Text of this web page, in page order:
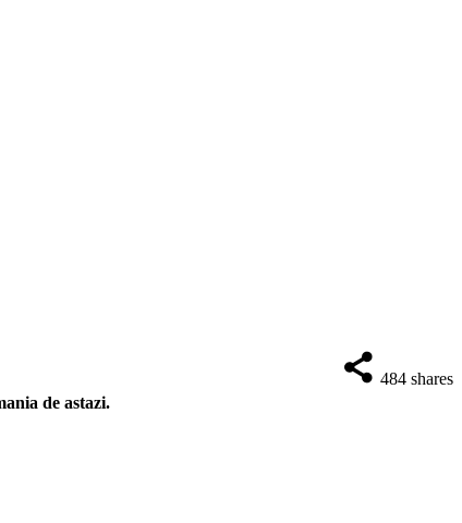
484 shares
de astazi.